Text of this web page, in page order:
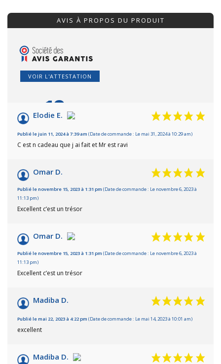
AVIS À PROPOS DU PRODUIT
VOIR L'ATTESTATION
10/10
Basé sur 7 avis
Elodie E.
Publié le juin 11, 2024 à 7:39 am (Date de commande : Le mai 31, 2024 à 10:29 am)
C est n cadeau que j ai fait et Mr est ravi
Omar D.
Publié le novembre 15, 2023 à 1:31 pm (Date de commande : Le novembre 6, 2023 à
11:13 pm)
Excellent c’est un trésor
Omar D.
Publié le novembre 15, 2023 à 1:31 pm (Date de commande : Le novembre 6, 2023 à
11:13 pm)
Excellent c’est un trésor
Madiba D.
Publié le mai 22, 2023 à 4:22 pm (Date de commande : Le mai 14, 2023 à 10:01 am)
excellent
Madiba D.